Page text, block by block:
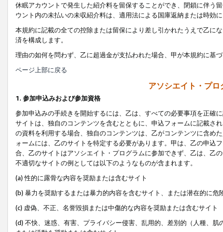
休眠アカウントで発生した紹介料を留保することができ、閉鎖に伴う
ウント内の未払いの未収紹介料は、適用法による国庫返納または時効
本規約に記載の全ての控除または留保により差し引かれたうえで乙に
済を構成します。
理由の如何を問わず、乙に超過金が支払われた場合、甲が本規約に基
ページ上部に戻る
アソシエイト・プ
1. 参加申込みおよび参加資格
参加申込みの手続きを開始するには、乙は、すべての必要事項を正確
サイトは、独自のコンテンツを含むとともに、申込フォームに記載さ
の資料を利用する場合、独自のコンテンツは、乙がコンテンツに含め
ォームには、乙のサイトを特定する必要があります。甲は、乙の申込
合、乙のサイトはアソシエイト・プログラムに参加できず、乙は、乙
不適切なサイトの例としては以下のようなものが含まれます。
(a) 性的に露骨な内容を奨励または含むサイト
(b) 暴力を奨励するまたは暴力的内容を含むサイト、または潜在的に
(c) 虚偽、不正、名誉毀損または中傷的な内容を奨励または含むサイト
(d) 不快、迷惑、有害、プライバシー侵害、乱用的、差別的（人種、